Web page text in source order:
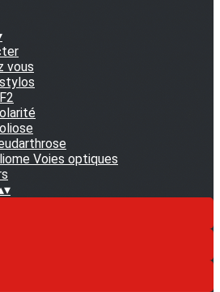
vous
Voies optiques
▾